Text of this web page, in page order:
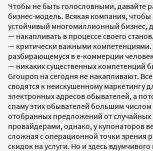
Чтобы не быть голословными, давайте
бизнес-модель. Всякая компания, чтобы
устойчивый многомиллионный бизнес,
— накапливать в процессе своего
— критически важными
разбирающемуся в е-коммерции
— никаких существенных компетенций
Groupon на сегодня не накапливают.
сводятся к неискушенному маркетингу
электронных адресов обывателей, а
спаму этих обывателей большим числом
отобранных предложений от
провайдерами, однако, у купонаторов
сложная с операционной точки зрения
скидок на услуги. Но и здесь